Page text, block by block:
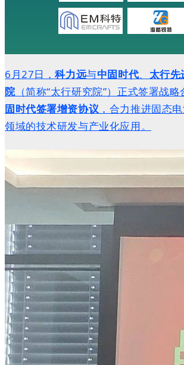
6月27日，科力远与中固时代、 太行
院（简称“太行研究院”）正式签署战
固时代签署增资协议 ，合力推进固态
领域的技术研发与产业化应用。